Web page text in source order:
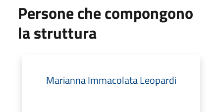
Persone che compongono
la struttura
Marianna Immacolata Leopardi